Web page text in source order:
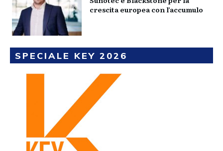
crescita europea con l’accumulo
SPECIALE KEY 2026